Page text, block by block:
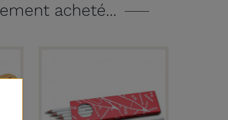
acheté...